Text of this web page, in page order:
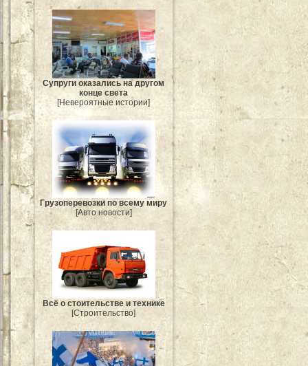
Супруги оказались на другом
конце света
[Невероятные истории]
Грузоперевозки по всему миру
[Авто новости]
Всё о стоительстве и технике
[Строительство]